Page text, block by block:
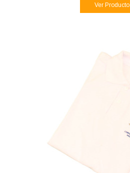
Ver Producto